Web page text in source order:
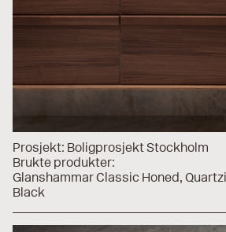
Prosjekt: Boligprosjekt Stockholm
Brukte produkter:
Glanshammar Classic Honed
Black